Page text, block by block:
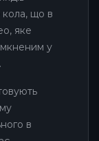
кола, що в
яке
у
в